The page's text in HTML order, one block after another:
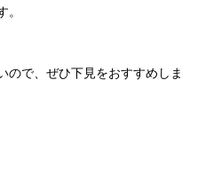
。
ので、ぜひ下見をおすすめしま